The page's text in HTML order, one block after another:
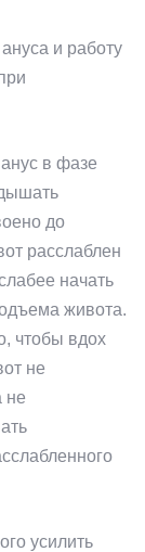
и работу
в фазе
до
расслаблен
начать
живота.
чтобы вдох
не
не
усилить